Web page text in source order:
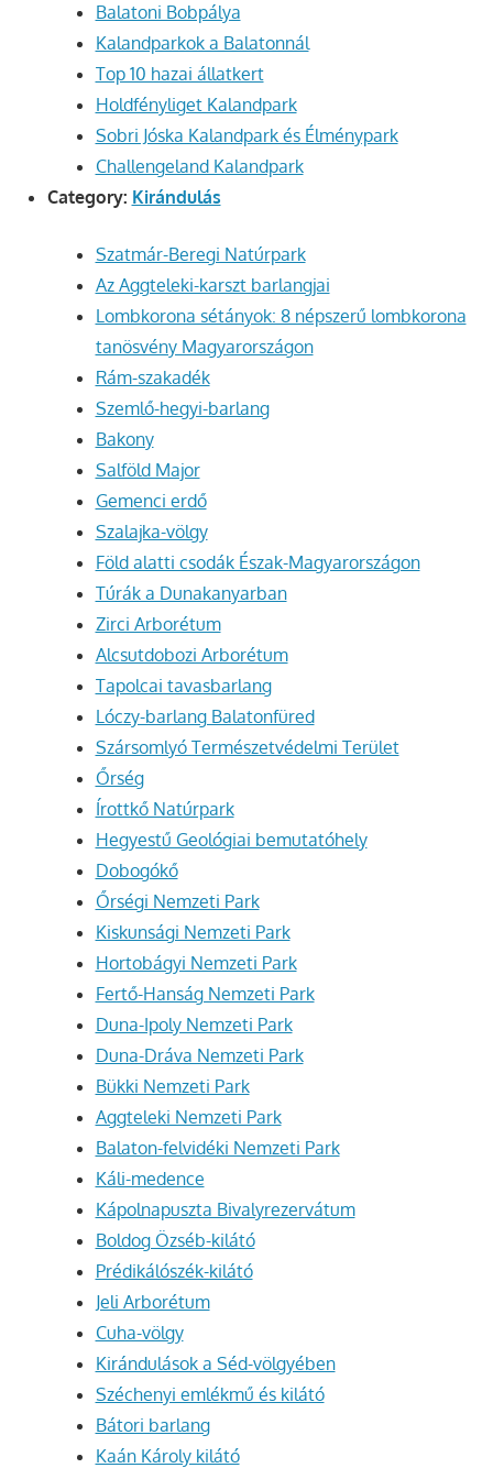
Balatoni Bobpálya
Kalandparkok a Balatonnál
Top 10 hazai állatkert
Holdfényliget Kalandpark
Sobri Jóska Kalandpark és Élménypark
Challengeland Kalandpark
Category: Kirándulás
Szatmár-Beregi Natúrpark
Az Aggteleki-karszt barlangjai
Lombkorona sétányok: 8 népszerű lombkorona
tanösvény Magyarországon
Rám-szakadék
Szemlő-hegyi-barlang
Bakony
Salföld Major
Gemenci erdő
Szalajka-völgy
Föld alatti csodák Észak-Magyarországon
Túrák a Dunakanyarban
Zirci Arborétum
Alcsutdobozi Arborétum
Tapolcai tavasbarlang
Lóczy-barlang Balatonfüred
Szársomlyó Természetvédelmi Terület
Őrség
Írottkő Natúrpark
Hegyestű Geológiai bemutatóhely
Dobogókő
Őrségi Nemzeti Park
Kiskunsági Nemzeti Park
Hortobágyi Nemzeti Park
Fertő-Hanság Nemzeti Park
Duna-Ipoly Nemzeti Park
Duna-Dráva Nemzeti Park
Bükki Nemzeti Park
Aggteleki Nemzeti Park
Balaton-felvidéki Nemzeti Park
Káli-medence
Kápolnapuszta Bivalyrezervátum
Boldog Özséb-kilátó
Prédikálószék-kilátó
Jeli Arborétum
Cuha-völgy
Kirándulások a Séd-völgyében
Széchenyi emlékmű és kilátó
Bátori barlang
Kaán Károly kilátó